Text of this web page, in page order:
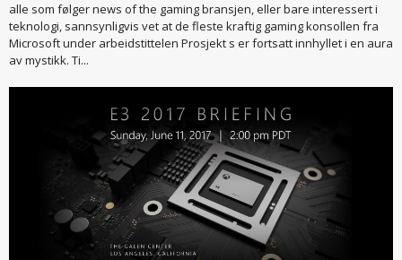
alle som følger news of the gaming bransjen, eller bare interessert i
teknologi, sannsynligvis vet at de fleste kraftig gaming konsollen fra
Microsoft under arbeidstittelen Prosjekt s er fortsatt innhyllet i en aura
av mystikk. Ti...